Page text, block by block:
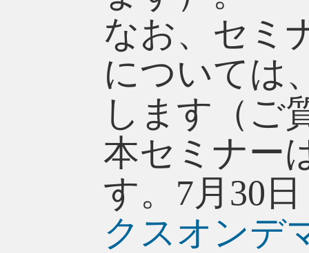
なお、セミ
については
します（ご
本セミナー
す。7月30
クスオンデ